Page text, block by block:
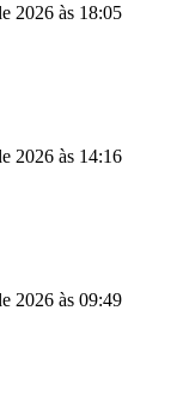
2026 às 18:05
2026 às 14:16
2026 às 09:49